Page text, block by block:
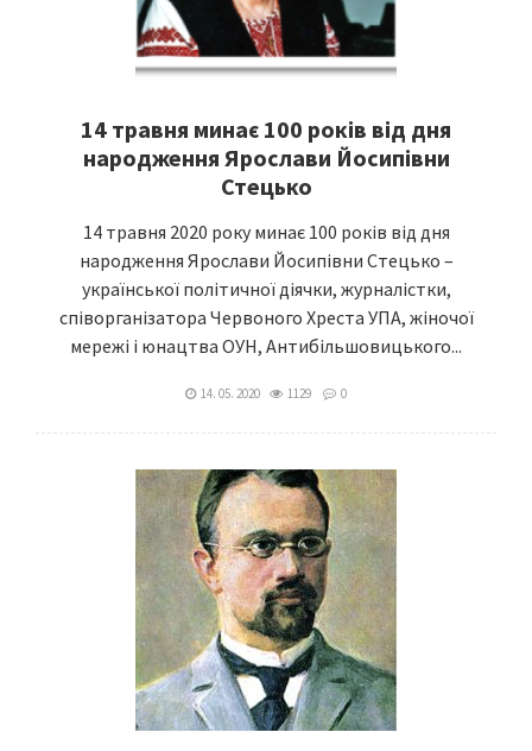
14 травня минає 100 років від дня
народження Ярослави Йосипівни
Стецько
14 травня 2020 року минає 100 років від дня
народження Ярослави Йосипівни Стецько –
української політичної діячки, журналістки,
співорганізатора Червоного Хреста УПА, жіночої
мережі і юнацтва ОУН, Антибільшовицького...
14. 05. 2020 1129 0